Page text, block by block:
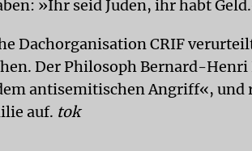
»Ihr seid Juden, ihr habt
Dachorganisation CRIF
Der Philosoph Bernard-
antisemitischen Angriff«, und
auf. tok